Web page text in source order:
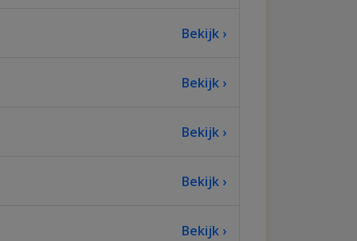
Bekijk ›
Bekijk ›
Bekijk ›
Bekijk ›
Bekijk ›